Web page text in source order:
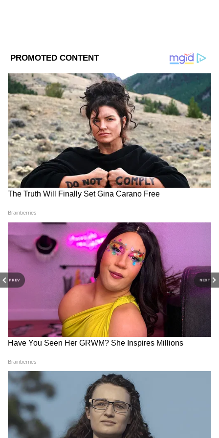
PREV NEXT
বেশি থাকতে চান, তাহলে সময়সীমা শেষ হওয়ার
আগেই রেজিস্ট্রেশন তো করাতেই হবে, কিন্তু সরকার
এখন স্পষ্ট করে দিয়েছে যে এই ধরনের
রেজিস্ট্রেশনের অনুমতি "শুধুমাত্র জরুরি
পরিস্থিতিতেই" দেওয়া হবে। সাধারণ পরিস্থিতিতে
এখন আর এর অনুমতি পাওয়া প্রায় অসম্ভব।
Related Articles
DOWNLOAD APP
RECOMMENDED STORIES
Delhi Building Collapse:
দিল্লিতে ফের ভেঙে পড়ল বড়
বাড়ি, বুরারিতে চারতলা বাড়ি
ধসে মৃত্যু, ধ্বংসস্তূপে ৩০ ঘণ্টা
আটকে থেকেও প্রাণে বাঁচল
Monsoon India: মৌসুমী বায়ুর
আগমনে বিলম্ব, এল নিনোর
ভ্রুকুটি! দেশে কবে প্রবেশ করবে
বর্ষা?
UP Assembly Election:
২০২৭-এর আগেই কি
Indo-Tibet Border Trade: ৬
বছরের রুদ্ধ লিপুলেখ গিরিপথ